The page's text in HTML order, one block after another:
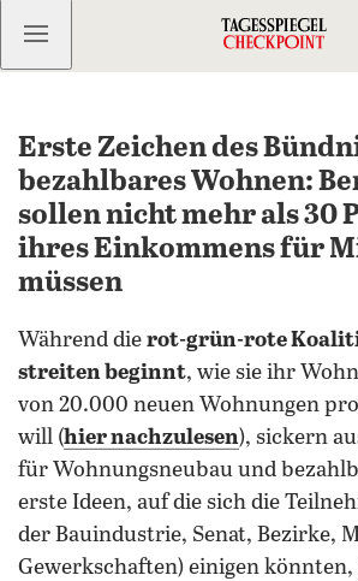
Kostenlos anmelden
Erste Zeichen des
bezahlbares Wohnen:
sollen nicht mehr als 30
ihres Einkommens für
müssen
Während die rot-grün-rote
streiten beginnt, wie sie ihr
von 20.000 neuen Wohnungen
will (hier nachzulesen), sickern
für Wohnungsneubau und
erste Ideen, auf die sich die
der Bauindustrie, Senat, Bezirke,
Gewerkschaften) einigen könnten,